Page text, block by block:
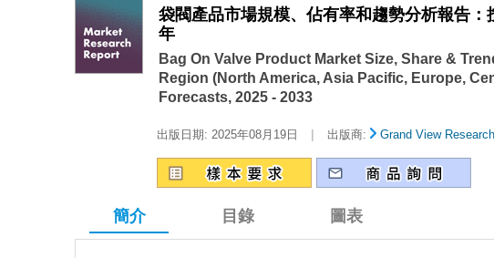
袋閥產品市場規模、佔有率和趨勢分析報告
年
Bag On Valve Product Market Size, Share &
Region (North America, Asia Pacific, Europe,
Forecasts, 2025 - 2033
出版日期: 2025年08月19日 | 出版商: Grand View Research
簡介 目錄 圖表